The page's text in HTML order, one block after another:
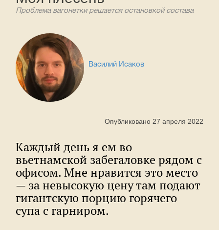
Проблема вагонетки решается остановкой состава
Василий Исаков
Опубликовано 27 апреля 2022
Каждый день я ем во
вьетнамской забегаловке рядом с
офисом. Мне нравится это место
— за невысокую цену там подают
гигантскую порцию горячего
супа с гарниром.